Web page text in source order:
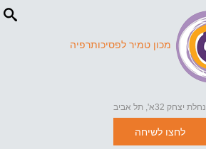
מכון טמיר לפסיכותרפיה
נחלת יצחק 32א', תל אביב
לחצו לשיחה